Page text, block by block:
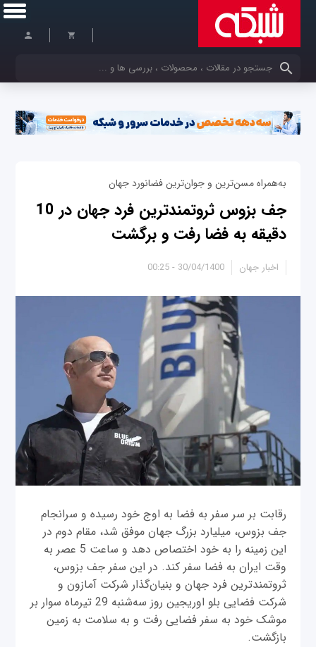
کلمات کلیدی خود را وارد کنید
به‌همراه مسن‌ترین و جوان‌ترین فضانورد جهان
جف بزوس ثروتمندترین فرد جهان در 10
دقیقه به فضا رفت و برگشت
30/04/1400 - 00:25 اخبار جهان
رقابت بر سر سفر به فضا به اوج خود رسیده و سرانجام
جف بزوس، میلیارد بزرگ جهان موفق شد، مقام دوم در
این زمینه را به خود اختصاص دهد و ساعت 5 عصر به
وقت ایران به فضا سفر کند. در این سفر جف بزوس،
ثروتمندترین فرد جهان و بنیان‌گذار شرکت‌ آمازون و
شرکت فضایی بلو اوریجین روز سه‌شنبه 29 تیرماه سوار بر
موشک خود به سفر فضایی رفت و به سلامت به زمین
بازگشت.